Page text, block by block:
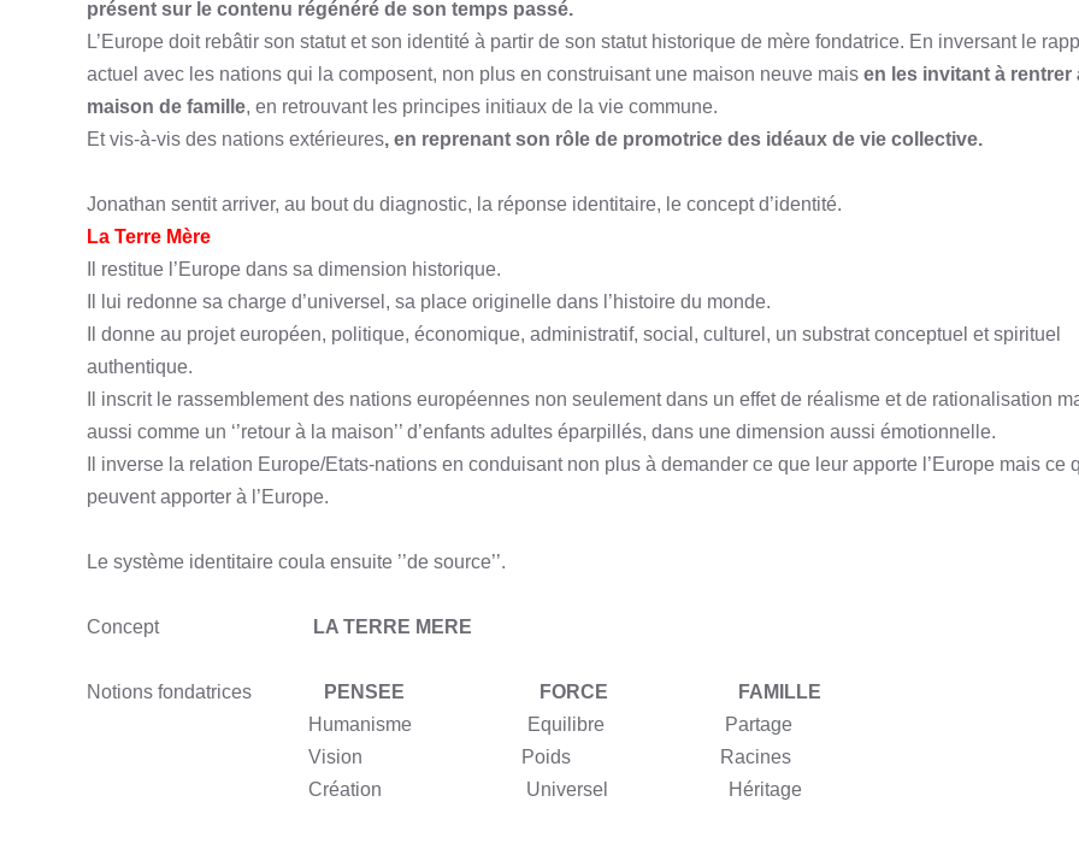
présent sur le contenu régénéré de son temps passé.
L’Europe doit rebâtir son statut et son identité à partir de son statut historique de mère fondatrice. En inversant le
actuel avec les nations qui la composent, non plus en construisant une maison neuve mais en les invitant à rentrer
maison de famille, en retrouvant les principes initiaux de la vie commune.
Et vis-à-vis des nations extérieures, en reprenant son rôle de promotrice des idéaux de vie collective.
Jonathan sentit arriver, au bout du diagnostic, la réponse identitaire, le concept d’identité.
La Terre Mère
Il restitue l’Europe dans sa dimension historique.
Il lui redonne sa charge d’universel, sa place originelle dans l’histoire du monde.
Il donne au projet européen, politique, économique, administratif, social, culturel, un substrat conceptuel et spirituel
authentique.
Il inscrit le rassemblement des nations européennes non seulement dans un effet de réalisme et de rationalisation
aussi comme un ‘’retour à la maison’’ d’enfants adultes éparpillés, dans une dimension aussi émotionnelle.
Il inverse la relation Europe/Etats-nations en conduisant non plus à demander ce que leur apporte l’Europe mais ce
peuvent apporter à l’Europe.
Le système identitaire coula ensuite ’’de source’’.
Concept LA TERRE MERE
Notions fondatrices PENSEE FORCE
FAMILLE
Humanisme
Equilibre
Partage
Vision
Poids
Racines
Création
Universel Héritage